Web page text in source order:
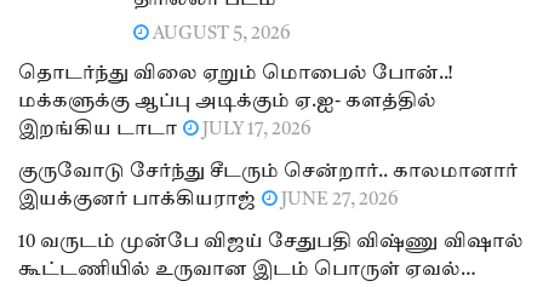
AUGUST 5, 2026
தொடர்ந்து விலை ஏறும் மொபைல் போன்..!
மக்களுக்கு ஆப்பு அடிக்கும் ஏ.ஐ- களத்தில்
இறங்கிய டாடா
JULY 17, 2026
குருவோடு சேர்ந்து சீடரும் சென்றார்.. காலமானார்
இயக்குனர் பாக்கியராஜ்
JUNE 27, 2026
10 வருடம் முன்பே விஜய் சேதுபதி விஷ்ணு விஷால்
கூட்டணியில் உருவான இடம் பொருள் ஏவல்…